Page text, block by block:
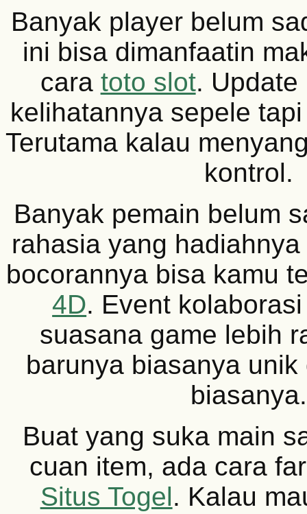
Banyak player belum
ini bisa dimanfaatin
cara toto slot. Update
kelihatannya sepele
Terutama kalau
kontrol.
Banyak pemain belum
rahasia yang
bocorannya bisa kamu
4D. Event
suasana game lebih
barunya biasanya
biasanya.
Buat yang suka main
cuan item, ada cara
Situs Togel. Kalau